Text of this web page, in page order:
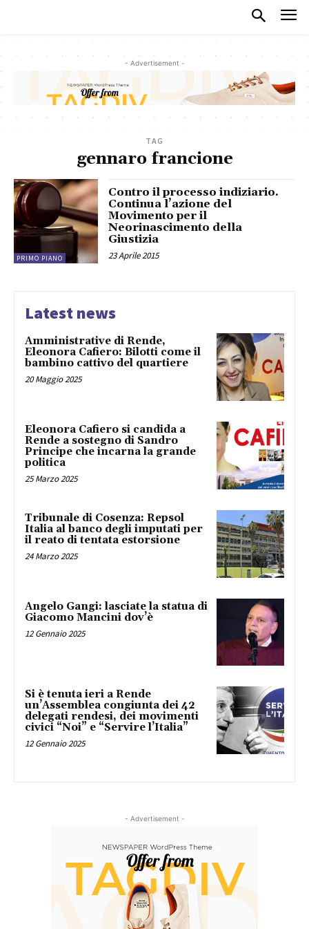
- Advertisement -
TAG
gennaro francione
PRIMO PIANO
Contro il processo indiziario.
Continua l’azione del
Movimento per il
Neorinascimento della
Giustizia
23 Aprile 2015
Latest news
Amministrative di Rende,
Eleonora Cafiero: Bilotti come il
bambino cattivo del quartiere
20 Maggio 2025
Eleonora Cafiero si candida a
Rende a sostegno di Sandro
Principe che incarna la grande
politica
25 Marzo 2025
Tribunale di Cosenza: Repsol
Italia al banco degli imputati per
il reato di tentata estorsione
24 Marzo 2025
Angelo Gangi: lasciate la statua di
Giacomo Mancini dov’è
12 Gennaio 2025
Si è tenuta ieri a Rende
un’Assemblea congiunta dei 42
delegati rendesi, dei movimenti
civici “Noi” e “Servire l’Italia”
12 Gennaio 2025
- Advertisement -